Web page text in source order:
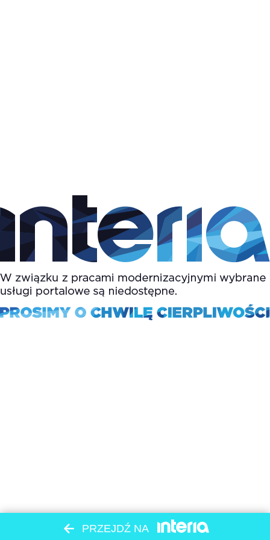
PRZEJDŹ NA